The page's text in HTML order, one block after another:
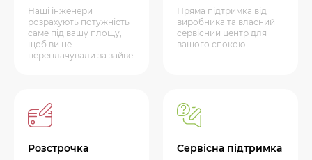
Наші інженери
розрахують потужність
саме під вашу площу,
щоб ви не
переплачували за зайве.
Пряма підтримка від
виробника та власний
сервісний центр для
вашого спокою.
Розстрочка Сервісна підтримка